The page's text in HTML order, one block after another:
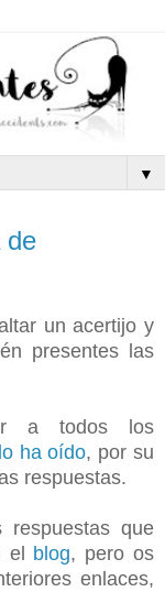
▼
de
un acertijo y
presentes las
a todos los
ha oído, por su
respuestas.
que
el blog, pero os
enlaces,